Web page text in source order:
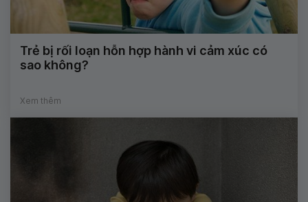
Trẻ bị rối loạn hỗn hợp hành vi cảm xúc có
sao không?
Xem thêm